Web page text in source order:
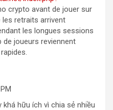
crypto avant de jouer sur
les retraits arrivent
les longues sessions
de joueurs reviennent
khá hữu ích vì chia sẻ nhiều